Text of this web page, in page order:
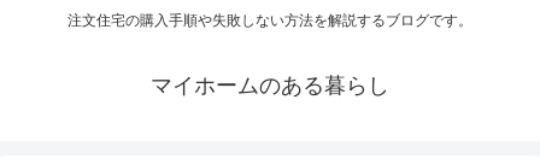
注文住宅の購入手順や失敗しない方法を解説するブログです。
マイホームのある暮らし